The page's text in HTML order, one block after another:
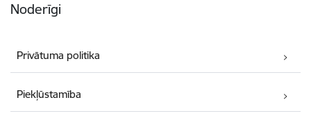
Noderīgi
Privātuma politika
Piekļūstamība